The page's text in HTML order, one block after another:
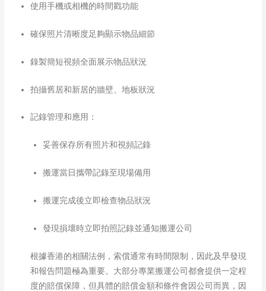
使用手機或相機的時間戳功能
確保照片清晰度足夠顯示物品細節
錄製簡短視頻全面展示物品狀況
拍攝舊居和新居的牆壁、地板狀況​
記錄管理和應用：
妥善保存所有照片和視頻記錄
搬運當日攜帶記錄至現場備用
搬運完成後立即檢查物品狀況
發現損壞時立即拍照記錄並通知搬運公司​
根據香港的相關法例，索償通常有時間限制，因此及早發現
和報告問題極為重要。大部分專業搬運公司都會提供一定程
度的賠償保障，但具體的賠償金額和條件會因公司而異，因